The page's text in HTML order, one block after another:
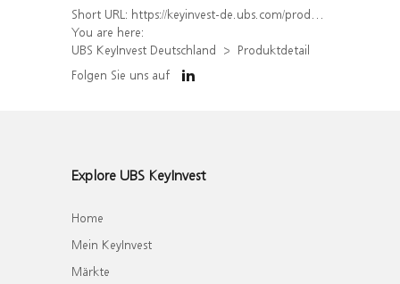
Short URL: https://keyinvest-de.ubs.com/produkt/detail/index/isin/DE000WA7Z583
You are here:
UBS KeyInvest Deutschland
Produktdetail
Folgen Sie uns auf
Explore UBS KeyInvest
Home
Mein KeyInvest
Märkte